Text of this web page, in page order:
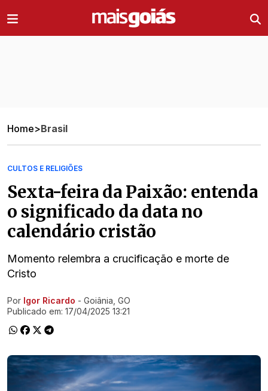
Home>Brasil
CULTOS E RELIGIÕES
Sexta-feira da Paixão: entenda
o significado da data no
calendário cristão
Momento relembra a crucificação e morte de
Cristo
Ir direto pra matéria
Por Igor Ricardo - Goiânia, GO
Publicado em: 17/04/2025 13:21